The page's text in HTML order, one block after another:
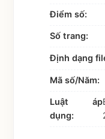
Điểm số:
Số trang:
Định dạng
Mã số/Năm:
Luật áp
dụng: